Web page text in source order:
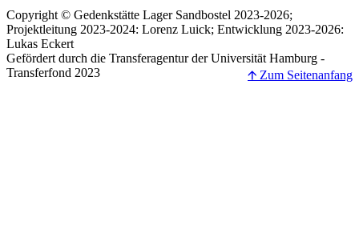
Copyright © Gedenkstätte Lager Sandbostel 2023-2026;
Projektleitung 2023-2024: Lorenz Luick; Entwicklung 2023-2026:
Lukas Eckert
Gefördert durch die Transferagentur der Universität Hamburg -
Transferfond 2023
🡩 Zum Seitenanfang